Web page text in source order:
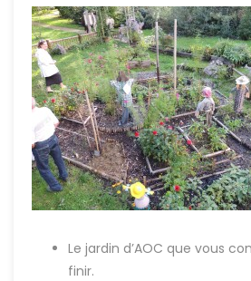
Le jardin d’AOC que vous
finir.